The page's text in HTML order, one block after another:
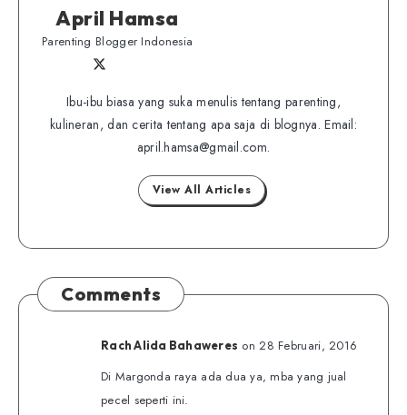
April Hamsa
Parenting Blogger Indonesia
on
me
on
Facebook
Ibu-ibu biasa yang suka menulis tentang parenting,
kulineran, dan cerita tentang apa saja di blognya. Email:
april.hamsa@gmail.com.
View All Articles
Comments
Rach Alida Bahaweres on 28 Februari, 2016
Di Margonda raya ada dua ya, mba yang jual
pecel seperti ini.